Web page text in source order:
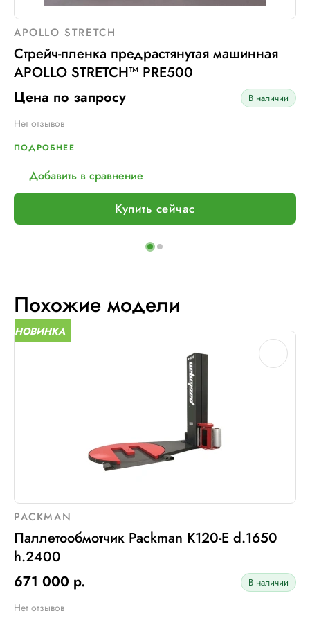
APOLLO STRETCH
Стрейч-пленка предрастянутая машинная
APOLLO STRETCH™ PRE500
Цена по запросу
В наличии
Нет отзывов
ПОДРОБНЕЕ
Добавить в сравнение
Купить сейчас
Похожие модели
НОВИНКА
PACKMAN
Паллетообмотчик Packman K120-E d.1650
h.2400
671 000 р.
В наличии
Нет отзывов